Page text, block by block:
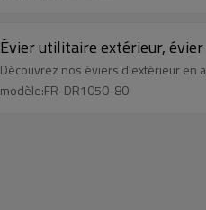
Évier utilitaire extérieur,
Découvrez nos éviers d'extérieur en
modèle:FR-DR1050-80